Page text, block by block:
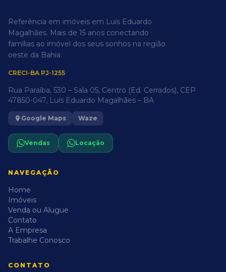
Referência em imóveis em Luís Eduardo
Magalhães. Mais de 15 anos conectando
famílias ao imóvel dos seus sonhos na região
oeste da Bahia.
CRECI-BA PJ-1255
Rua Paraíba, 530 – Sala 05, Centro (Ed. Cerrados), CEP
47850-047, Luís Eduardo Magalhães – BA
Google Maps Waze
Vendas Locação
NAVEGAÇÃO
Home
Imóveis
Venda ou Alugue
Contato
A Empresa
Trabalhe Conosco
CONTATO